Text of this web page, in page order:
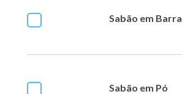
Sabão em Barra
Sabão em Pó